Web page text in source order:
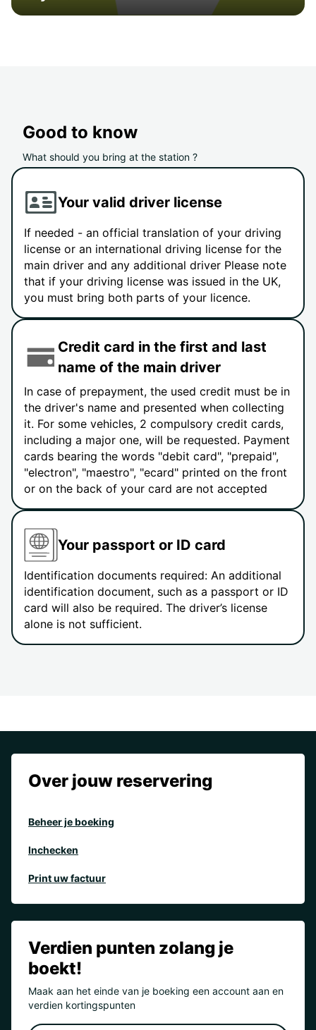
Good to know
What should you bring at the station ?
Your valid driver license
If needed - an official translation of your driving
license or an international driving license for the
main driver and any additional driver Please note
that if your driving license was issued in the UK,
you must bring both parts of your licence.
Credit card in the first and last
name of the main driver
In case of prepayment, the used credit must be in
the driver's name and presented when collecting
it. For some vehicles, 2 compulsory credit cards,
including a major one, will be requested. Payment
cards bearing the words "debit card", "prepaid",
"electron", "maestro", "ecard" printed on the front
or on the back of your card are not accepted
Your passport or ID card
Identification documents required: An additional
identification document, such as a passport or ID
card will also be required. The driver’s license
alone is not sufficient.
Over jouw reservering
Beheer je boeking
Inchecken
Print uw factuur
Verdien punten zolang je
boekt!
Maak aan het einde van je boeking een account aan en
verdien kortingspunten